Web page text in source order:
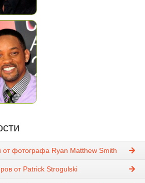
от фотографа Ryan Matthew Smith
от Patrick Strogulski